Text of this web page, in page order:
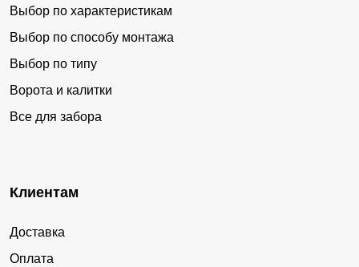
Выбор по характеристикам
Выбор по способу монтажа
Выбор по типу
Ворота и калитки
Все для забора
Клиентам
Доставка
Оплата